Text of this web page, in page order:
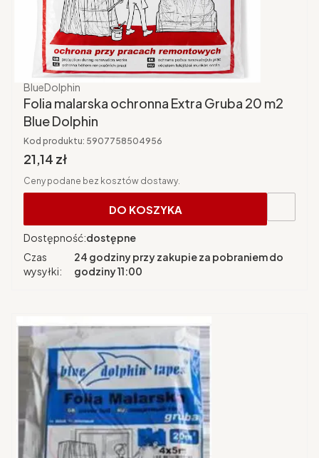
Producent
BlueDolphin
Folia malarska ochronna Extra Gruba 20 m2
Blue Dolphin
Kod produktu: 5907758504956
Cena brutto
21,14 zł
Ceny podane bez kosztów dostawy.
DO KOSZYKA
Dostępność:dostępne
Czas
wysyłki:
24 godziny przy zakupie za pobraniem do
godziny 11:00